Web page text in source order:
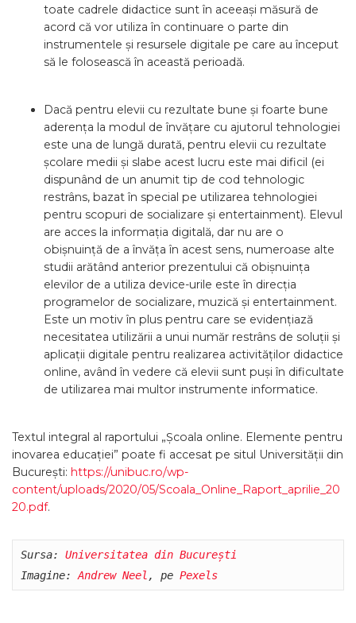
toate cadrele didactice sunt în aceeași măsură de
acord că vor utiliza în continuare o parte din
instrumentele și resursele digitale pe care au început
să le folosească în această perioadă.
Dacă pentru elevii cu rezultate bune și foarte bune
aderența la modul de învățare cu ajutorul tehnologiei
este una de lungă durată, pentru elevii cu rezultate
școlare medii și slabe acest lucru este mai dificil (ei
dispunând de un anumit tip de cod tehnologic
restrâns, bazat în special pe utilizarea tehnologiei
pentru scopuri de socializare și entertainment). Elevul
are acces la informația digitală, dar nu are o
obișnuință de a învăța în acest sens, numeroase alte
studii arătând anterior prezentului că obișnuința
elevilor de a utiliza device-urile este în direcția
programelor de socializare, muzică și entertainment.
Este un motiv în plus pentru care se evidențiază
necesitatea utilizării a unui număr restrâns de soluții și
aplicații digitale pentru realizarea activităților didactice
online, având în vedere că elevii sunt puși în dificultate
de utilizarea mai multor instrumente informatice.
Textul integral al raportului „Școala online. Elemente pentru
inovarea educației” poate fi accesat pe situl Universității din
București: https://unibuc.ro/wp-
content/uploads/2020/05/Scoala_Online_Raport_aprilie_20
20.pdf.
Sursa: Universitatea din București
Imagine: Andrew Neel , pe Pexels